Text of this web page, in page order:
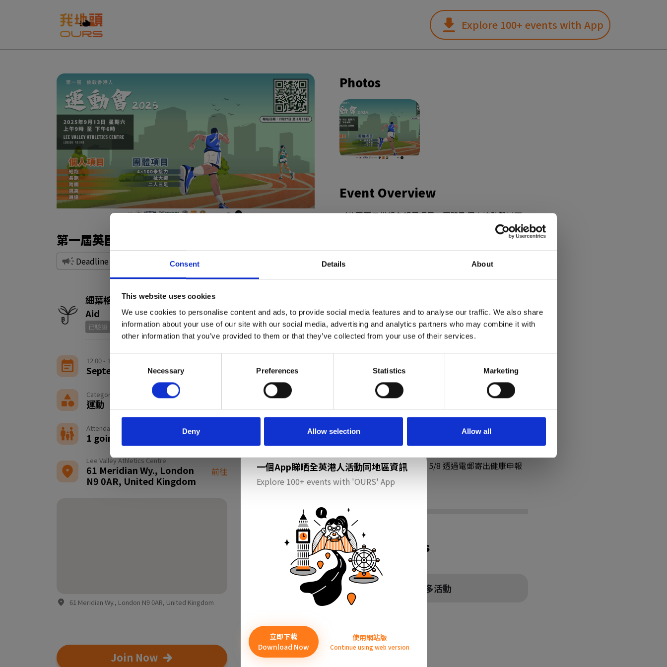
Consent Details About
This website uses cookies
We use cookies to personalise content and ads, to provide social media features and to analyse our traffic. We also share
information about your use of our site with our social media, advertising and analytics partners who may combine it with
other information that you’ve provided to them or that they’ve collected from your use of their services.
Selection
Necessary Preferences Statistics Marketing
Deny Allow selection Allow all
Explore 100+ events with App
第一屆英國倫敦香港人運動會 2025：親子項目
Deadline：13 September
細葉榕人道支援基金 Bonham Tree
Aid
已驗證
12:00 - 18:00
September 13, 2025
Categories
運動
Attendance
1 going · 180 availabilities
Lee Valley Athletics Centre
61 Meridian Wy., London
N9 0AR, United Kingdom
前往
61 Meridian Wy., London N9 0AR, United Kingdom
Join Now
Photos
Event Overview
（此頁面只供報名親子項目，團體及個人請點擊以下
📍 Details:
Date: 13 September 2025 (Saturday)
👟 個人項目：
4x100米接力、扯大纜、40米二人三足
不設年齡組別。12歲以上，及未成年兒童需要有家長
報名費（🎟️ 每位成員需購買一張門票）：
£10/成員（最少一項）
£13/成員（兩項）
£15/成員（三項）
⚠️完成報名後，我們將於 5/8 透過電郵寄出健康申報
等表格
Related Events
更多活動
一個App睇晒全英港人活動同地區資訊
Explore 100+ events with 'OURS' App
立即下載
Download Now
使用網站版
Continue using web version